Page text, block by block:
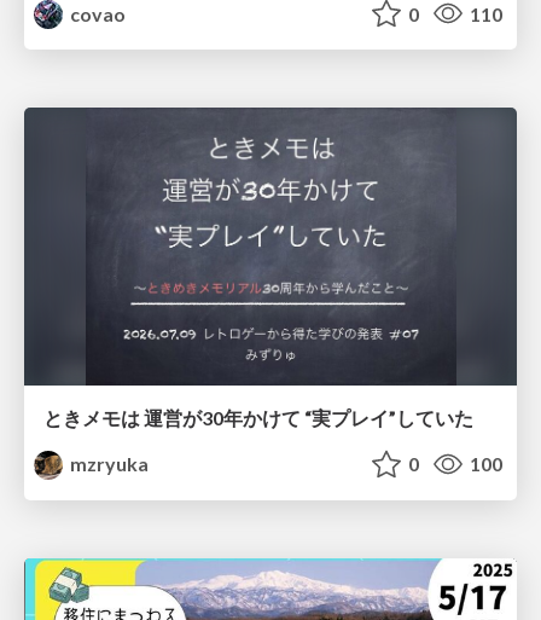
covao
0 110
ときメモは 運営が30年かけて “実プレイ”していた
mzryuka
0 100